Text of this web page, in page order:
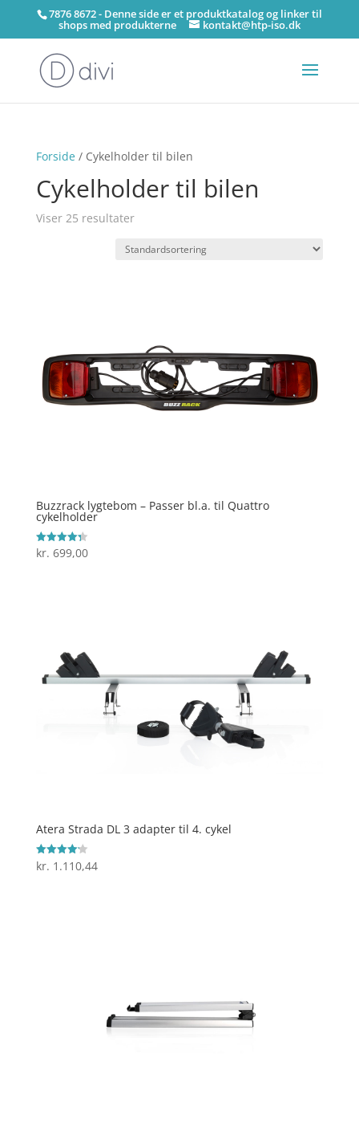
7876 8672 - Denne side er et produktkatalog og linker til
shops med produkterne kontakt@htp-iso.dk
Forside/ Cykelholder til bilen
Cykelholder til bilen
Viser 25 resultater
Buzzrack lygtebom – Passer bl.a. til Quattro
cykelholder
Vurderet
4.3
kr. 699,00
Atera Strada DL 3 adapter til 4. cykel
Vurderet
4.2
kr. 1.110,44